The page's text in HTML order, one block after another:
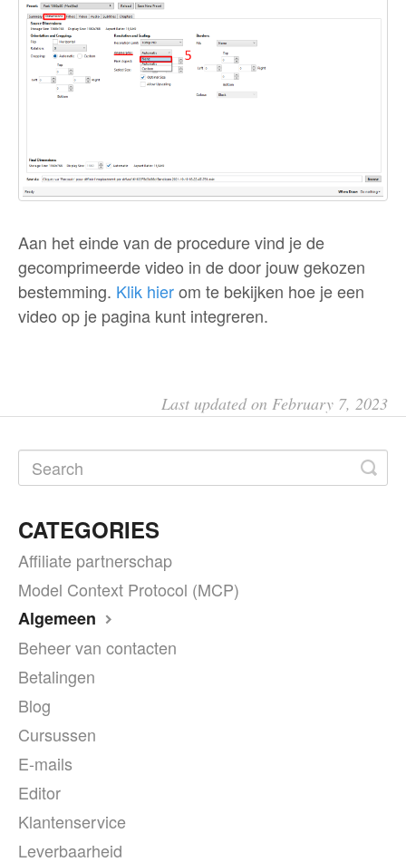
Aan het einde van de procedure vind je de
gecomprimeerde video in de door jouw gekozen
bestemming. Klik hierom te bekijken hoe je een
video op je pagina kunt integreren.
Last updated on February 7, 2023
CATEGORIES
Affiliate partnerschap
Model Context Protocol (MCP)
Algemeen
Beheer van contacten
Betalingen
Blog
Cursussen
E-mails
Editor
Klantenservice
Leverbaarheid